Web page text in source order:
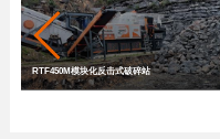
RTF450M模块化反击式破碎站